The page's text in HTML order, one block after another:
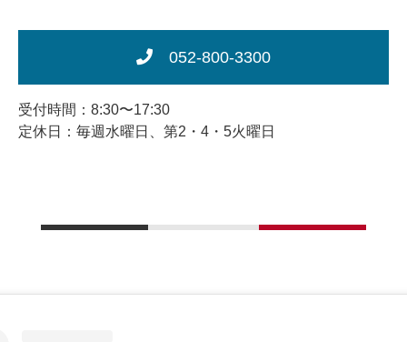
052-800-3300
受付時間：8:30〜17:30
定休日：毎週水曜日、第2・4・5火曜日